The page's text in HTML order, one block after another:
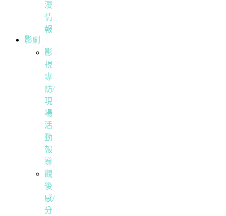
漫
情
報
影劇
影
視
專
訪/
現
場
活
動
報
導
觀
後
感/
分